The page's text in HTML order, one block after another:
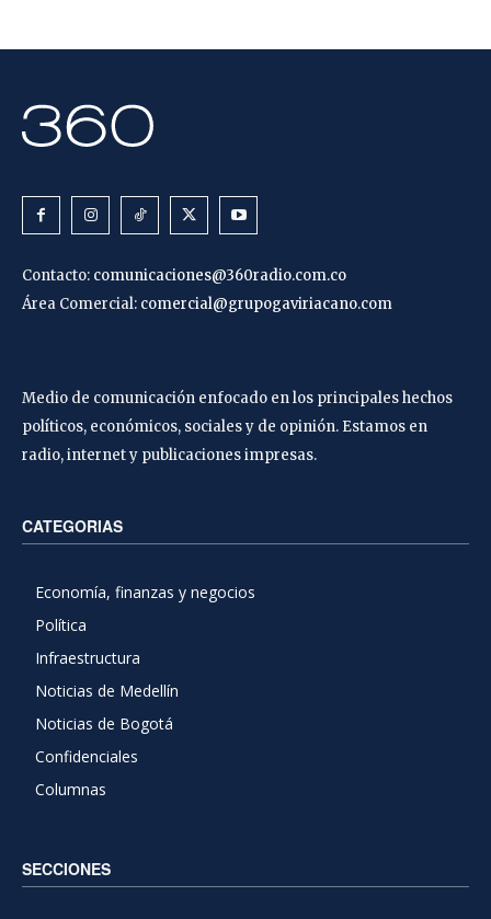
Contacto: comunicaciones@360radio.com.co
Área Comercial: comercial@grupogaviriacano.com
Medio de comunicación enfocado en los principales hechos
políticos, económicos, sociales y de opinión. Estamos en
radio, internet y publicaciones impresas.
CATEGORIAS
Economía, finanzas y negocios
Política
Infraestructura
Noticias de Medellín
Noticias de Bogotá
Confidenciales
Columnas
SECCIONES